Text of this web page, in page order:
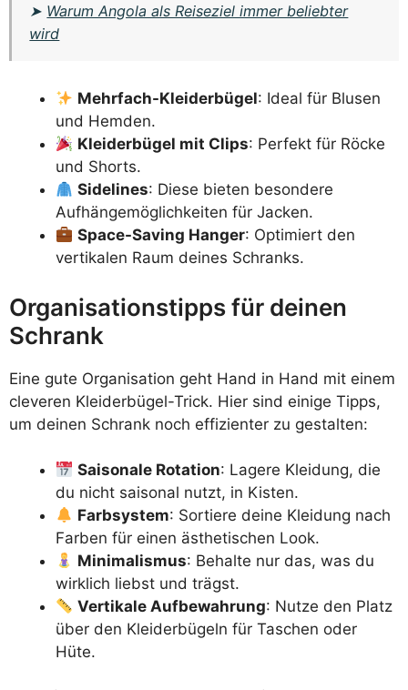
➤ Warum Angola als Reiseziel immer beliebter
wird
Mehrfach-Kleiderbügel: Ideal für Blusen
und Hemden.
Kleiderbügel mit Clips: Perfekt für Röcke
und Shorts.
Sidelines: Diese bieten besondere
Aufhängemöglichkeiten für Jacken.
Space-Saving Hanger: Optimiert den
vertikalen Raum deines Schranks.
Organisationstipps für deinen
Schrank
Eine gute Organisation geht Hand in Hand mit einem
cleveren Kleiderbügel-Trick. Hier sind einige Tipps,
um deinen Schrank noch effizienter zu gestalten:
Saisonale Rotation: Lagere Kleidung, die
du nicht saisonal nutzt, in Kisten.
Farbsystem: Sortiere deine Kleidung nach
Farben für einen ästhetischen Look.
Minimalismus: Behalte nur das, was du
wirklich liebst und trägst.
Vertikale Aufbewahrung: Nutze den Platz
über den Kleiderbügeln für Taschen oder
Hüte.